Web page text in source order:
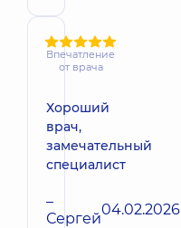
Впечатление
от врача
Хороший
врач,
замечательный
специалист
–
Сергей04.02.2026